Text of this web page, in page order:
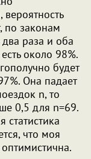
вероятность
по законам
два раза и оба
около 98%.
будет
Она падает
n, то
0,5 для n=69.
что моя